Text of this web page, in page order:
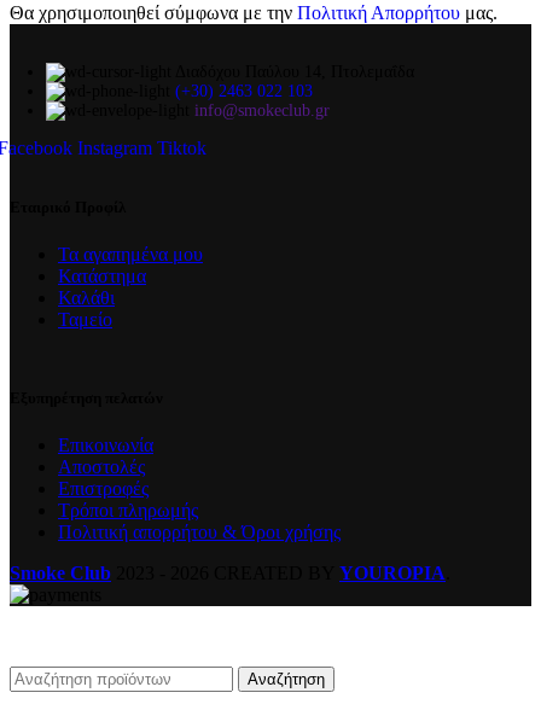
Θα χρησιμοποιηθεί σύμφωνα με την Πολιτική Απορρήτου μας.
(+30) 2463 022 103
info@smokeclub.gr
Instagram Tiktok
Τα αγαπημένα μου
Κατάστημα
Καλάθι
Ταμείο
Επικοινωνία
Αποστολές
Επιστροφές
Τρόποι πληρωμής
Πολιτική απορρήτου & Όροι χρήσης
Smoke Club
YOUROPIA
Αναζήτηση